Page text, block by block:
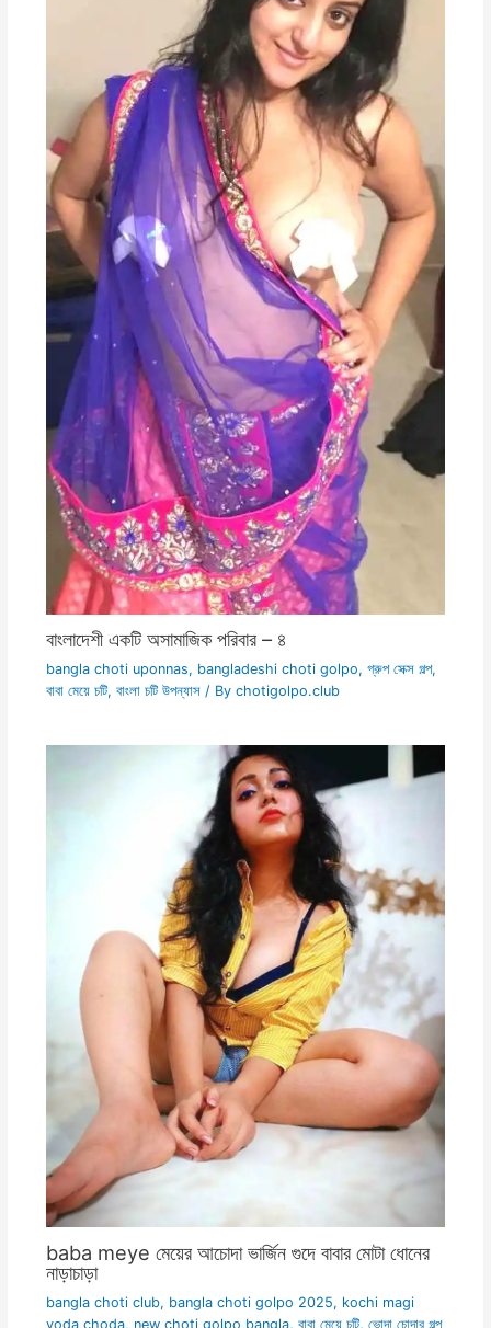
বাংলাদেশী একটি অসামাজিক পরিবার – ৪
bangla choti uponnas, bangladeshi choti golpo, গ্রুপ সেক্স গল্প,
বাবা মেয়ে চটি, বাংলা চটি উপন্যাস/ By chotigolpo.club
baba meye মেয়ের আচোদা ভার্জিন গুদে বাবার মোটা ধোনের
নাড়াচাড়া
bangla choti club, bangla choti golpo 2025, kochi magi
voda choda, new choti golpo bangla, বাবা মেয়ে চটি, ভোদা চোদার গল্প